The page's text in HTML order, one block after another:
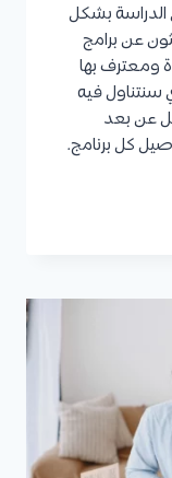
الدراسة بشكل
عن برامج
ومعترف بها
سنتناول فيه
عن بعد
كل برنامج.